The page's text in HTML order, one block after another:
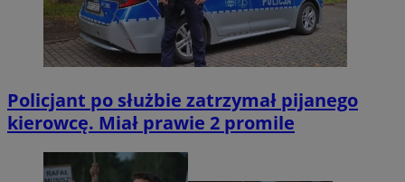
Policjant po służbie zatrzymał pijanego
kierowcę. Miał prawie 2 promile